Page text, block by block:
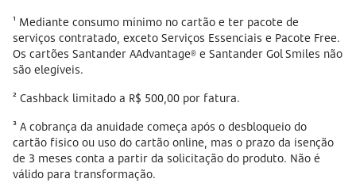
¹ Mediante consumo mínimo no cartão e ter pacote de
serviços contratado, exceto Serviços Essenciais e Pacote Free.
Os cartões Santander AAdvantage® e Santander Gol Smiles não
são elegíveis.
² Cashback limitado a R$ 500,00 por fatura.
³ A cobrança da anuidade começa após o desbloqueio do
cartão físico ou uso do cartão online, mas o prazo da isenção
de 3 meses conta a partir da solicitação do produto. Não é
válido para transformação.